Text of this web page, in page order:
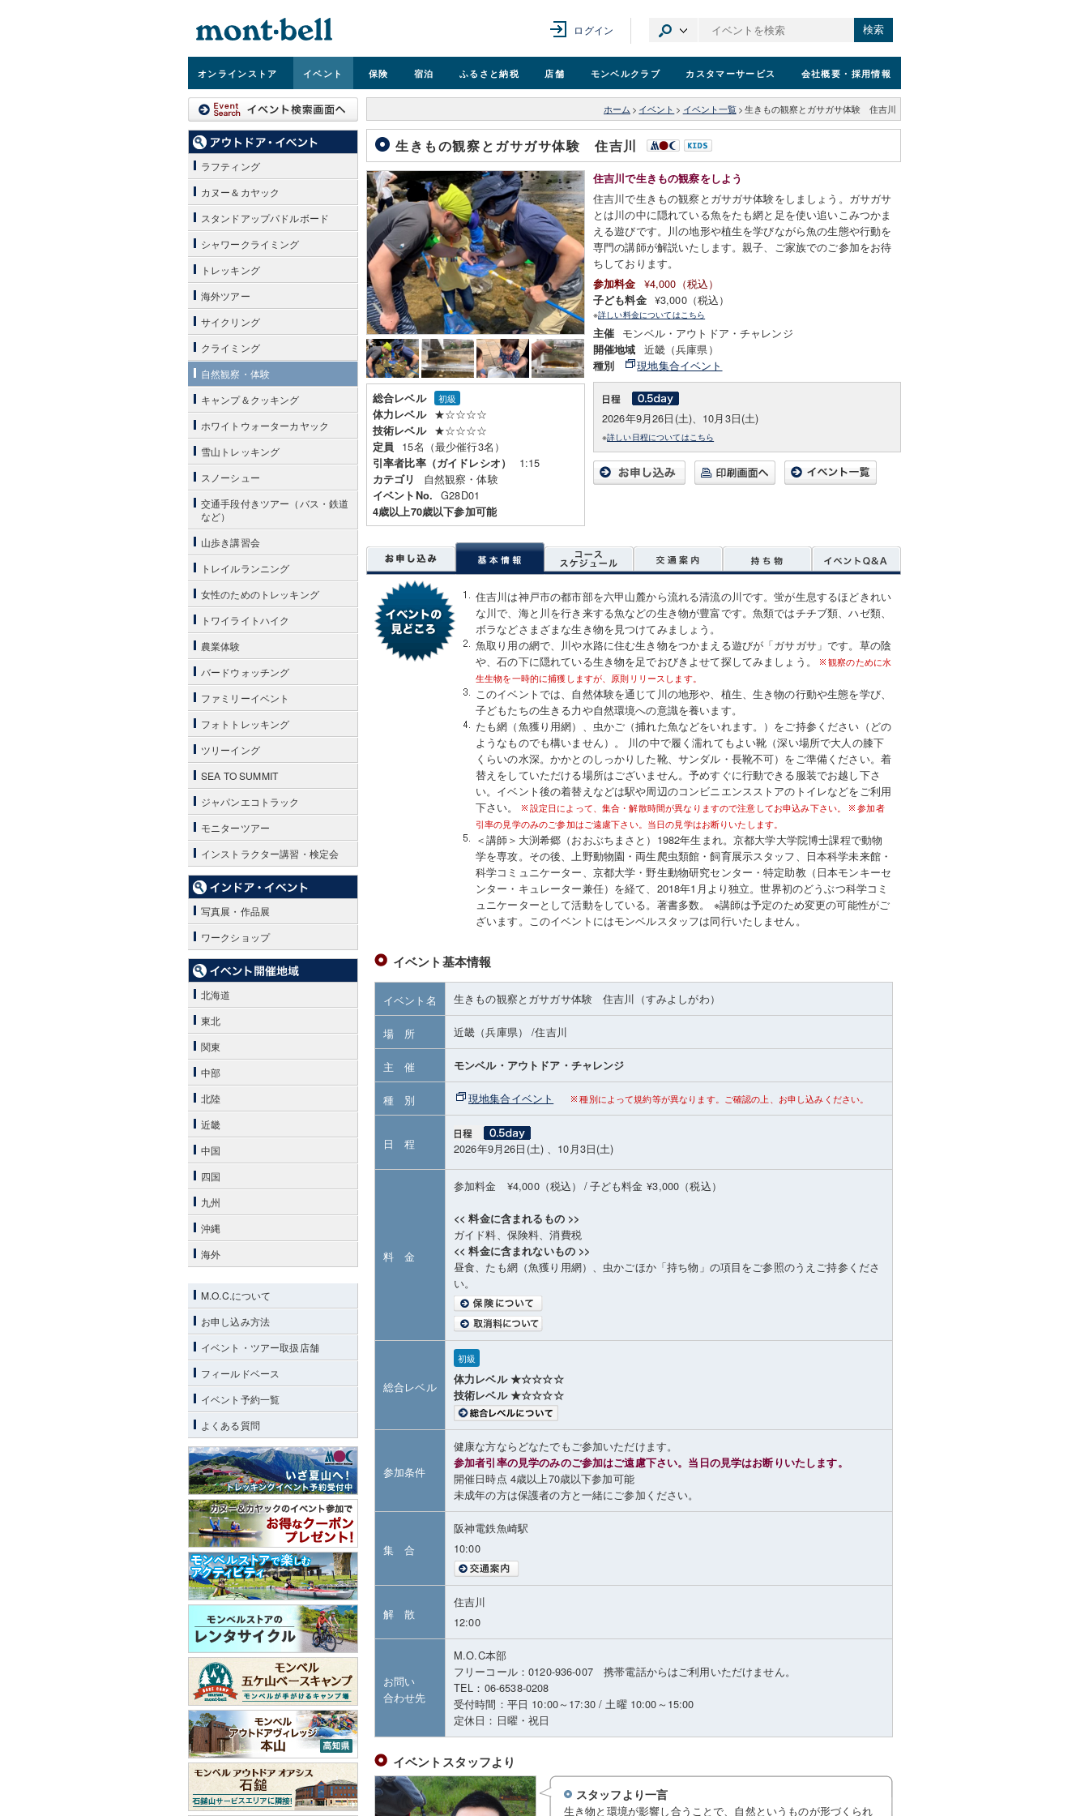
ログイン 検索
オンラインストア イベント 保険 宿泊 ふるさと納税 店舗 モンベルクラブ カスタマーサービス 会社概要 ・採用情報
ホーム > イベント > イベント一覧 > 生きもの観察とガサガサ体験 住吉川
生きもの観察とガサガサ体験 住吉川
総合レベル 初級
体力レベル ★☆☆☆☆
技術レベル ★☆☆☆☆
定員 15名（最少催行3名）
引率者比率（ガイドレシオ） 1:15
カテゴリ 自然観察・体験
イベントNo. G28D01
4歳以上70歳以下参加可能
住吉川で生きもの観察をしよう
住吉川で生きもの観察とガサガサ体験をしましょう。ガサガサ
とは川の中に隠れている魚をたも網と足を使い追いこみつかま
える遊びです。川の地形や植生を学びながら魚の生態や行動を
専門の講師が解説いたします。親子、ご家族でのご参加をお待
ちしております。
参加料金 ¥4,000（税込）
子ども料金 ¥3,000（税込）
※詳しい料金についてはこちら
主催 モンベル・アウトドア・チャレンジ
開催地域 近畿（兵庫県）
種別 現地集合イベント
2026年9月26日(土)、10月3日(土)
※詳しい日程についてはこちら
住吉川は神戸市の都市部を六甲山麓から流れる清流の川です。蛍が生息するほどきれい
な川で、海と川を行き来する魚などの生き物が豊富です。魚類ではチチブ類、ハゼ類、
ボラなどさまざまな生き物を見つけてみましょう。
魚取り用の網で、川や水路に住む生き物をつかまえる遊びが「ガサガサ」です。草の陰
や、石の下に隠れている生き物を足でおびきよせて探してみましょう。
観察のために水
生生物を一時的に捕獲しますが、原則リリースします。
このイベントでは、自然体験を通じて川の地形や、植生、生き物の行動や生態を学び、
子どもたちの生きる力や自然環境への意識を養います。
たも網（魚獲り用網）、虫かご（捕れた魚などをいれます。）をご持参ください（どの
ようなものでも構いません）。 川の中で履く濡れてもよい靴（深い場所で大人の膝下
くらいの水深。かかとのしっかりした靴、サンダル・長靴不可）をご準備ください。着
替えをしていただける場所はございません。予めすぐに行動できる服装でお越し下さ
い。イベント後の着替えなどは駅や周辺のコンビニエンスストアのトイレなどをご利用
下さい。
設定日によって、集合・解散時間が異なりますので注意してお申込み下さい。
参加者
引率の見学のみのご参加はご遠慮下さい。当日の見学はお断りいたします。
＜講師＞大渕希郷（おおぶちまさと）1982年生まれ。京都大学大学院博士課程で動物
学を専攻。その後、上野動物園・両生爬虫類館・飼育展示スタッフ、日本科学未来館・
科学コミュニケーター、京都大学・野生動物研究センター・特定助教（日本モンキーセ
ンター・キュレーター兼任）を経て、2018年1月より独立。世界初のどうぶつ科学コミ
ュニケーターとして活動をしている。著書多数。 ※講師は予定のため変更の可能性がご
ざいます。このイベントにはモンベルスタッフは同行いたしません。
イベント基本情報
イベント名 生きもの観察とガサガサ体験 住吉川（すみよしがわ）
場 所 近畿（兵庫県） /住吉川
主 催 モンベル・アウトドア・チャレンジ
種 別 現地集合イベント 種別によって規約等が異なります。ご確認の上、お申し込みください。
日 程 2026年9月26日(土) 、10月3日(土)
料 金
参加料金 ¥4,000（税込） /子ども料金 ¥3,000（税込）
<< 料金に含まれるもの >>
ガイド料、保険料、消費税
<< 料金に含まれないもの >>
昼食、たも網（魚獲り用網）、虫かごほか「持ち物」の項目をご参照のうえご持参くださ
い。
総合レベル
初級
体力レベル ★☆☆☆☆
技術レベル ★☆☆☆☆
参加条件
健康な方ならどなたでもご参加いただけます。
参加者引率の見学のみのご参加はご遠慮下さい。当日の見学はお断りいたします。
開催日時点 4歳以上70歳以下参加可能
未成年の方は保護者の方と一緒にご参加ください。
集 合
阪神電鉄魚崎駅
10:00
解 散
住吉川
12:00
お問い
合わせ先
M.O.C本部
フリーコール：0120-936-007 携帯電話からはご利用いただけません。
TEL：06-6538-0208
受付時間：平日 10:00～17:30 / 土曜 10:00～15:00
定休日：日曜・祝日
イベントスタッフより
スタッフより一言
生き物と環境が影響し合うことで、自然というものが形づくられ
ラフティング
カヌー＆カヤック
スタンドアップパドルボード
シャワークライミング
トレッキング
海外ツアー
サイクリング
クライミング
自然観察・体験
キャンプ＆クッキング
ホワイトウォーターカヤック
雪山トレッキング
スノーシュー
交通手段付きツアー（バス・鉄道
など）
山歩き講習会
トレイルランニング
女性のためのトレッキング
トワイライトハイク
農業体験
バードウォッチング
ファミリーイベント
フォトトレッキング
ツリーイング
SEA TO SUMMIT
ジャパンエコトラック
モニターツアー
インストラクター講習・検定会
写真展・作品展
ワークショップ
北海道
東北
関東
中部
北陸
近畿
中国
四国
九州
沖縄
海外
M.O.C.について
お申し込み方法
イベント・ツアー取扱店舗
フィールドベース
イベント予約一覧
よくある質問